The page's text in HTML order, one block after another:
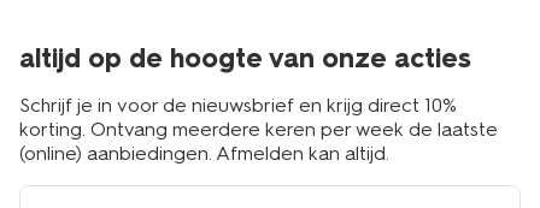
altijd op de hoogte van onze acties
Schrijf je in voor de nieuwsbrief en krijg direct 10%
korting. Ontvang meerdere keren per week de laatste
(online) aanbiedingen. Afmelden kan altijd.
e-